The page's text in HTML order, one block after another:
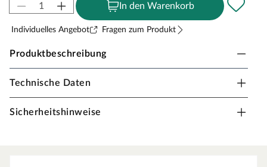
In den Warenkorb
Individuelles Angebot Fragen zum Produkt
Produktbeschreibung
Osmo OS-Superpad rechteckig KLEIN grün
Das grüne Superpad eignet sich ideal zum Auftragen
Technische Daten
Sicherheitshinweise